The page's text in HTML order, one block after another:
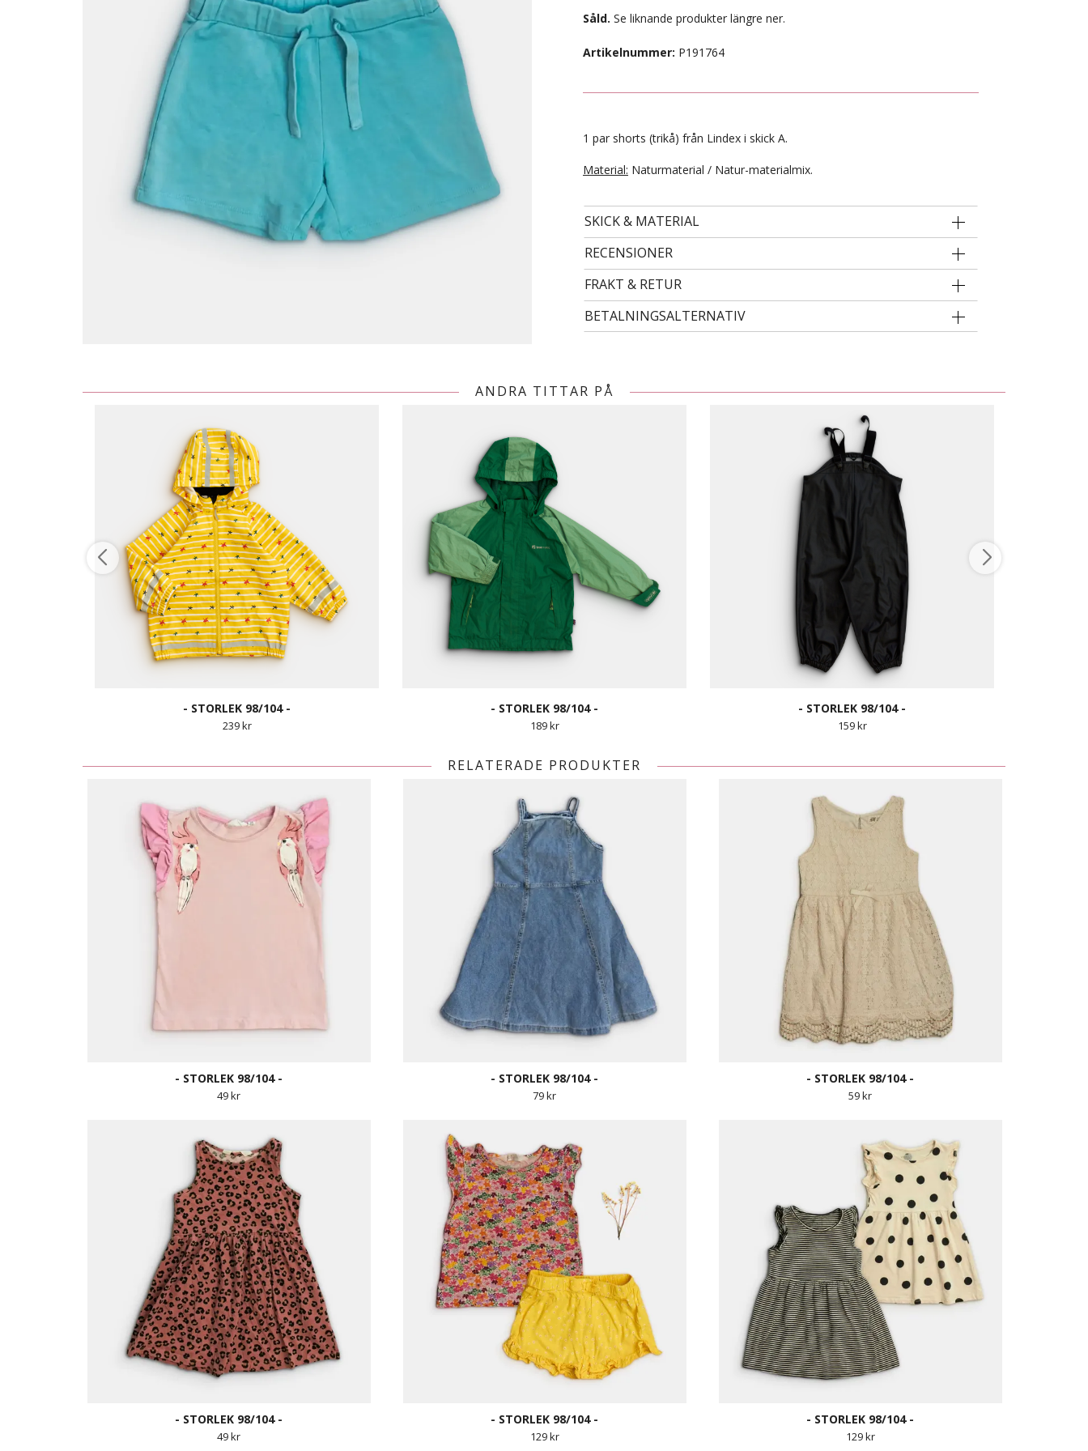
- STORLEK 134/140 -
Såld. Se liknande produkter längre ner.
Artikelnummer: P191764
1 par shorts (trikå) från Lindex i skick A.
Material: Naturmaterial / Natur-materialmix.
SKICK & MATERIAL
RECENSIONER
FRAKT & RETUR
BETALNINGSALTERNATIV
ANDRA TITTAR PÅ
- STORLEK 98/104 -
239 kr
- STORLEK 98/104 -
189 kr
- STORLEK 98/104 -
159 kr
RELATERADE PRODUKTER
- STORLEK 98/104 -
49 kr
- STORLEK 98/104 -
79 kr
- STORLEK 98/104 -
59 kr
- STORLEK 98/104 -
49 kr
- STORLEK 98/104 -
129 kr
- STORLEK 98/104 -
129 kr